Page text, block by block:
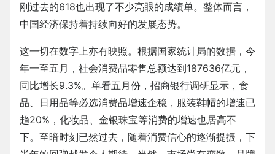
刚过去的618也出现了不少亮眼的成绩单。整体而言，
中国经济保持着持续向好的发展态势。
这一切在数字上亦有映照。根据国家统计局的数据，今
年一至五月，社会消费品零售总额达到187636亿元，
同比增长9.3%。单看五月份，招商银行调研显示，食
品、日用品等必选消费品增速企稳，服装鞋帽的增速已
趋20%，化妆品、金银珠宝等消费的增速也居高不
下。至暗时刻已然过去，随着消费信心的逐渐提振，下